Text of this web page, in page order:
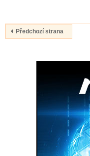
Předchozí strana